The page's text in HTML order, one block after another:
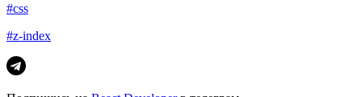
#css
#z-index